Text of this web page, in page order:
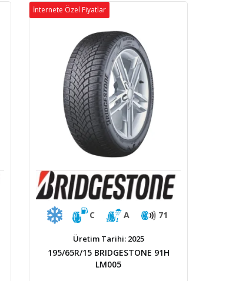
İnternete Özel Fiyatlar
C A 71
Üretim Tarihi: 2025
195/65R/15 BRIDGESTONE 91H
LM005